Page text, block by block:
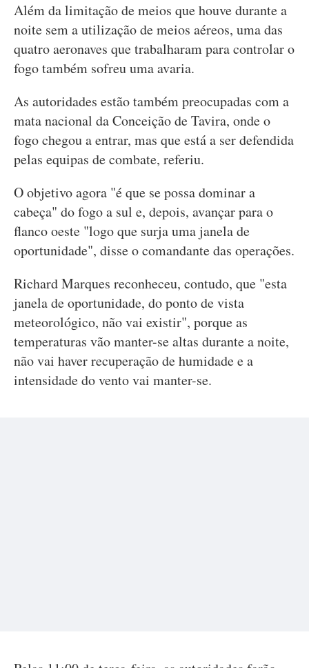
Além da limitação de meios que houve durante a
noite sem a utilização de meios aéreos, uma das
quatro aeronaves que trabalharam para controlar o
fogo também sofreu uma avaria.
As autoridades estão também preocupadas com a
mata nacional da Conceição de Tavira, onde o
fogo chegou a entrar, mas que está a ser defendida
pelas equipas de combate, referiu.
O objetivo agora "é que se possa dominar a
cabeça" do fogo a sul e, depois, avançar para o
flanco oeste "logo que surja uma janela de
oportunidade", disse o comandante das operações.
Richard Marques reconheceu, contudo, que "esta
janela de oportunidade, do ponto de vista
meteorológico, não vai existir", porque as
temperaturas vão manter-se altas durante a noite,
não vai haver recuperação de humidade e a
intensidade do vento vai manter-se.